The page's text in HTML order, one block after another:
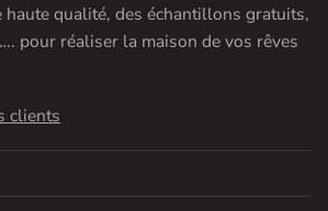
haute qualité, des échantillons gratuits,
pour réaliser la maison de vos rêves
clients